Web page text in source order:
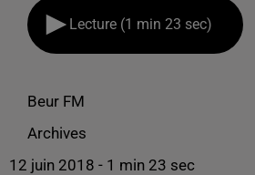
Lecture (1 min 23 sec)
Beur FM
Archives
12 juin 2018 - 1 min 23 sec